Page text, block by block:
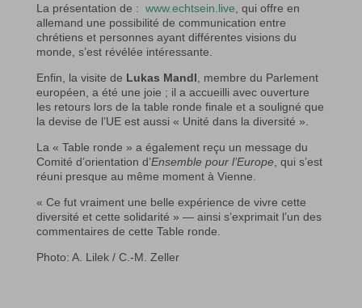
La présentation de : www.echtsein.live , qui offre en
allemand une possibilité de communication entre
chrétiens et personnes ayant différentes visions du
monde, s’est révélée intéressante.
Enfin, la visite de Lukas Mandl , membre du Parlement
européen, a été une joie ; il a accueilli avec ouverture
les retours lors de la table ronde finale et a souligné que
la devise de l’UE est aussi « Unité dans la diversité ».
La « Table ronde » a également reçu un message du
Comité d’orientation d’Ensemble pour l’Europe, qui s’est
réuni presque au même moment à Vienne.
« Ce fut vraiment une belle expérience de vivre cette
diversité et cette solidarité » — ainsi s’exprimait l’un des
commentaires de cette Table ronde.
Photo: A. Lilek / C.-M. Zeller